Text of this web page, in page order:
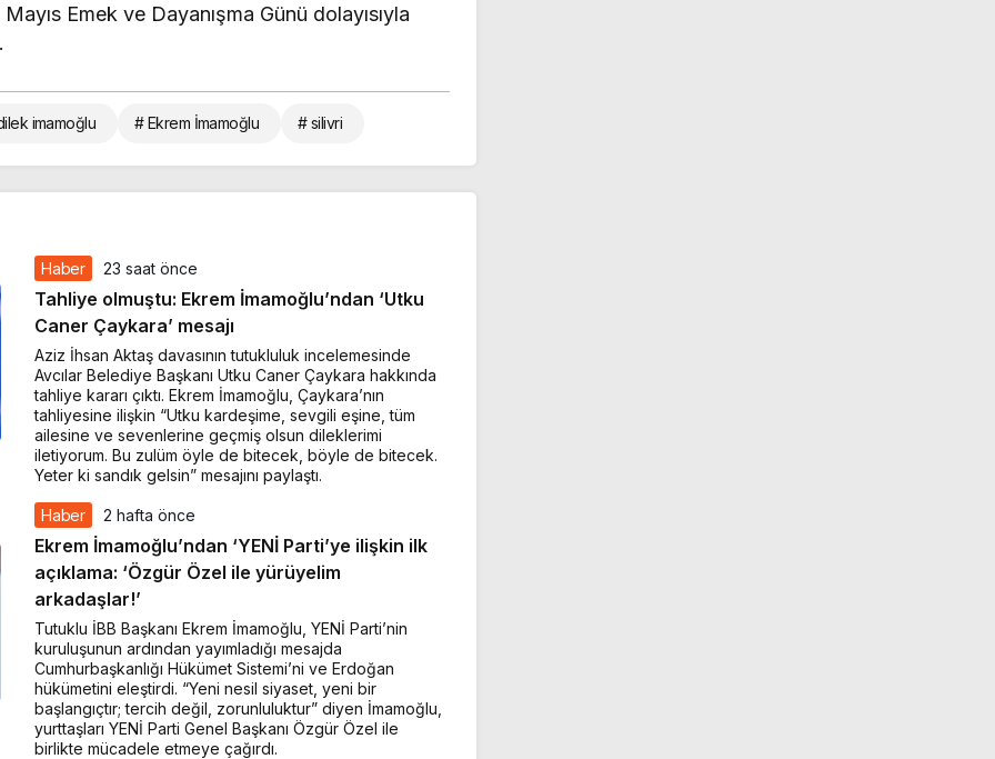
Emek ve Dayanışma Günü dolayısıyla
imamoğlu # Ekrem İmamoğlu # silivri
Haber 23 saat önce
Tahliye olmuştu: Ekrem İmamoğlu’ndan ‘Utku
Caner Çaykara’ mesajı
Aziz İhsan Aktaş davasının tutukluluk incelemesinde
Avcılar Belediye Başkanı Utku Caner Çaykara hakkında
tahliye kararı çıktı. Ekrem İmamoğlu, Çaykara’nın
tahliyesine ilişkin “Utku kardeşime, sevgili eşine, tüm
ailesine ve sevenlerine geçmiş olsun dileklerimi
iletiyorum. Bu zulüm öyle de bitecek, böyle de bitecek.
Yeter ki sandık gelsin” mesajını paylaştı.
Haber 2 hafta önce
Ekrem İmamoğlu’ndan ‘YENİ Parti’ye ilişkin ilk
açıklama: ‘Özgür Özel ile yürüyelim
arkadaşlar!’
Tutuklu İBB Başkanı Ekrem İmamoğlu, YENİ Parti’nin
kuruluşunun ardından yayımladığı mesajda
Cumhurbaşkanlığı Hükümet Sistemi’ni ve Erdoğan
hükümetini eleştirdi. “Yeni nesil siyaset, yeni bir
başlangıçtır; tercih değil, zorunluluktur” diyen İmamoğlu,
yurttaşları YENİ Parti Genel Başkanı Özgür Özel ile
birlikte mücadele etmeye çağırdı.